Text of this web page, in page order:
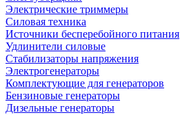
Электрические триммеры
Силовая техника
Источники бесперебойного питания
Удлинители силовые
Стабилизаторы напряжения
Электрогенераторы
Комплектующие для генераторов
Бензиновые генераторы
Дизельные генераторы